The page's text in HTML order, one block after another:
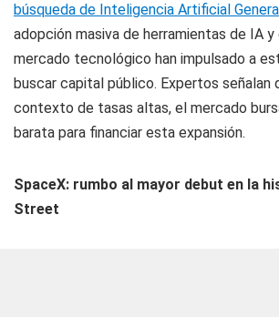
búsqueda de Inteligencia Artificial
adopción masiva de herramientas de IA
mercado tecnológico han impulsado a
buscar capital público. Expertos señalan
contexto de tasas altas, el mercado
barata para financiar esta expansión.
SpaceX: rumbo al mayor debut en la
Street